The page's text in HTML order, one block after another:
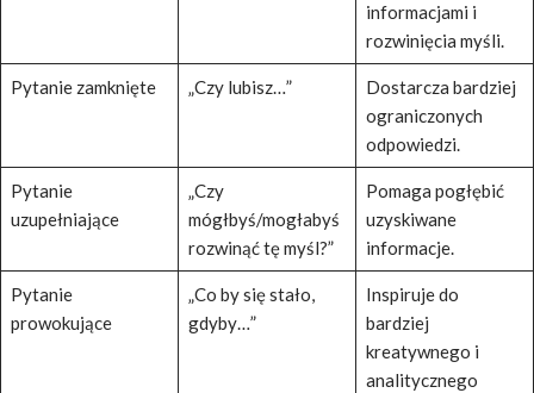
informacjami i
rozwinięcia myśli.
Pytanie zamknięte „Czy lubisz…”
Dostarcza bardziej
ograniczonych
odpowiedzi.
Pytanie
uzupełniające
„Czy
mógłbyś/mogłabyś
rozwinąć tę myśl?”
Pomaga pogłębić
uzyskiwane
informacje.
Pytanie
prowokujące
„Co by się stało,
gdyby…”
Inspiruje do
bardziej
kreatywnego i
analitycznego